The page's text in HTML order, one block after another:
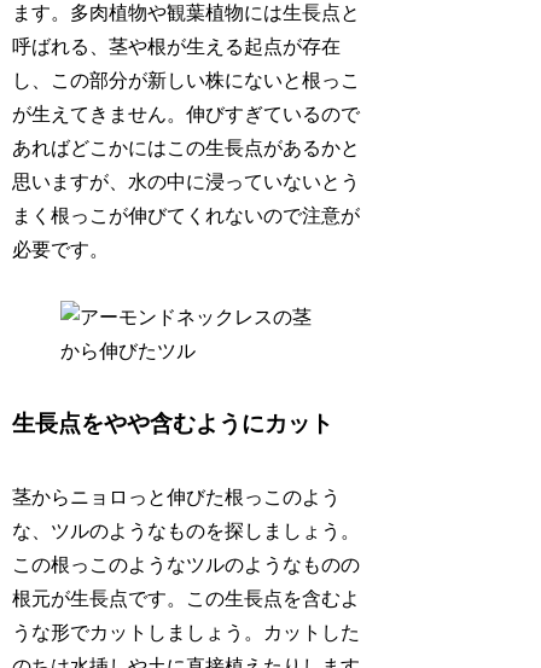
ます。多肉植物や観葉植物には生長点と
呼ばれる、茎や根が生える起点が存在
し、この部分が新しい株にないと根っこ
が生えてきません。伸びすぎているので
あればどこかにはこの生長点があるかと
思いますが、水の中に浸っていないとう
まく根っこが伸びてくれないので注意が
必要です。
生長点をやや含むようにカット
茎からニョロっと伸びた根っこのよう
な、ツルのようなものを探しましょう。
この根っこのようなツルのようなものの
根元が生長点です。この生長点を含むよ
うな形でカットしましょう。カットした